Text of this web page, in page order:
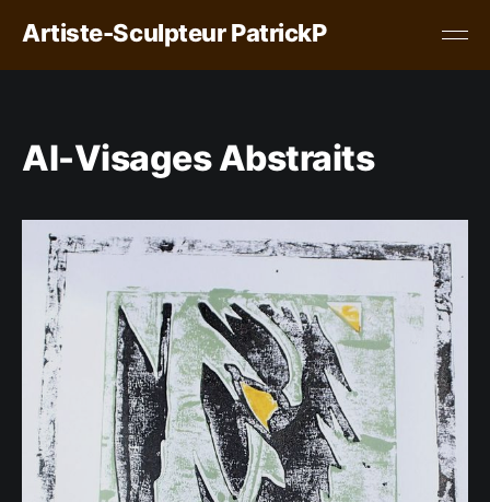
Artiste-Sculpteur PatrickP
AI-Visages Abstraits